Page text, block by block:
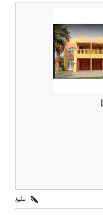
تبليغ